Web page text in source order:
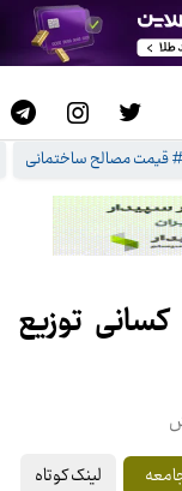
# قیمت مصالح ساختمانی
توزیع
لینک کوتاه